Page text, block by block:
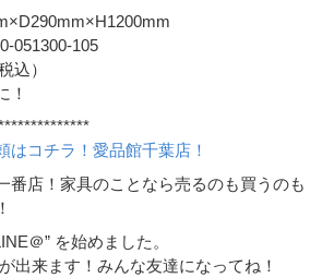
051300-105
込）
！
はコチラ！愛品館千葉店！
番店！家具のことなら売るのも買うのも
＠” を始めました。
出来ます！みんな友達になってね！